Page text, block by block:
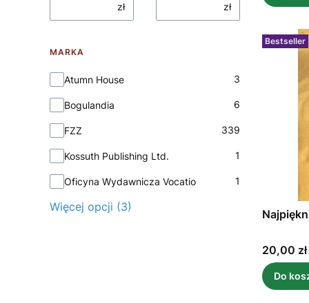
zł
zł
MARKA
Marka
Atumn House 3
Bogulandia 6
FZZ 339
Kossuth Publishing Ltd. 1
Oficyna Wydawnicza Vocatio 1
Więcej opcji (3)
Bestseller
Cena
20,00 zł
Do